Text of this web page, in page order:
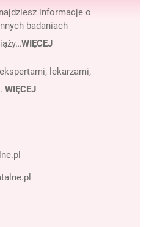
informacje o
badaniach
WIĘCEJ
lekarzami,
WIĘCEJ